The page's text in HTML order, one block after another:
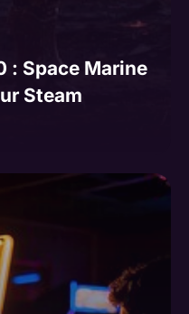
: Space Marine
Steam